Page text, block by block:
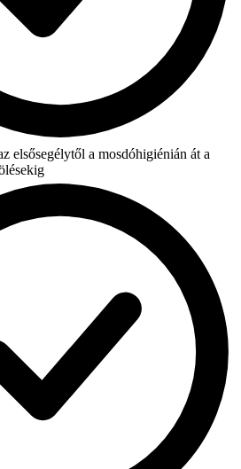
elsősegélytől a mosdóhigiénián át a